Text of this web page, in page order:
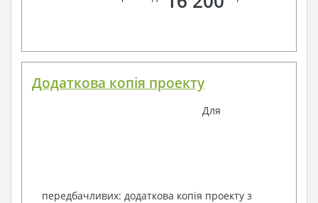
Додаткова копія проекту
Для
передбачливих: додаткова копія проекту з